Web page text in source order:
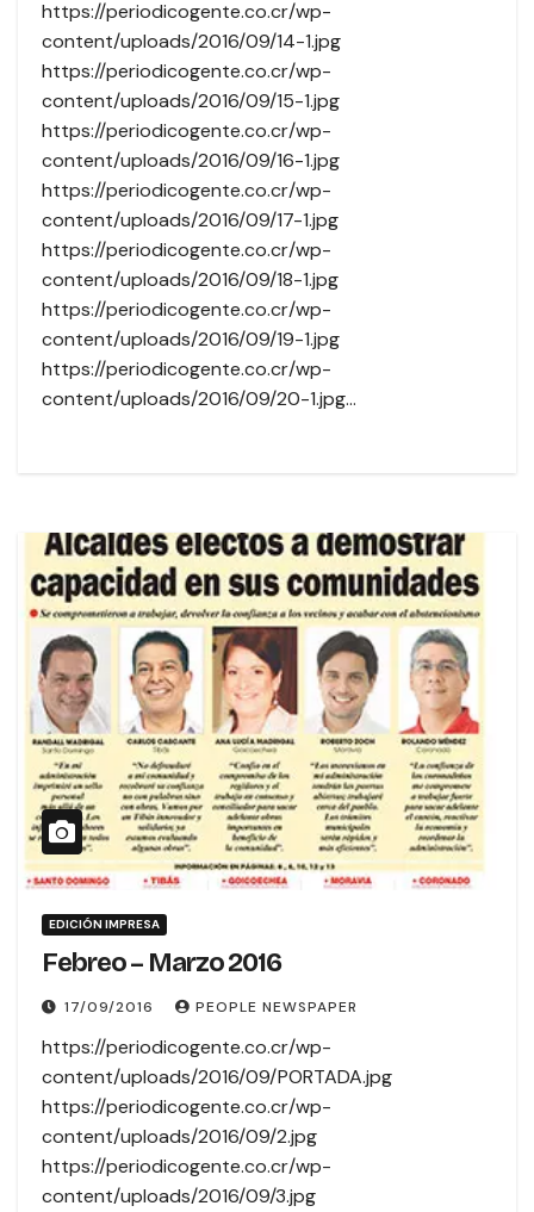
https://periodicogente.co.cr/wp-
content/uploads/2016/09/14-1.jpg
https://periodicogente.co.cr/wp-
content/uploads/2016/09/15-1.jpg
https://periodicogente.co.cr/wp-
content/uploads/2016/09/16-1.jpg
https://periodicogente.co.cr/wp-
content/uploads/2016/09/17-1.jpg
https://periodicogente.co.cr/wp-
content/uploads/2016/09/18-1.jpg
https://periodicogente.co.cr/wp-
content/uploads/2016/09/19-1.jpg
https://periodicogente.co.cr/wp-
content/uploads/2016/09/20-1.jpg…
EDICIÓN IMPRESA
Febreo – Marzo 2016
17/09/2016 PEOPLE NEWSPAPER
https://periodicogente.co.cr/wp-
content/uploads/2016/09/PORTADA.jpg
https://periodicogente.co.cr/wp-
content/uploads/2016/09/2.jpg
https://periodicogente.co.cr/wp-
content/uploads/2016/09/3.jpg